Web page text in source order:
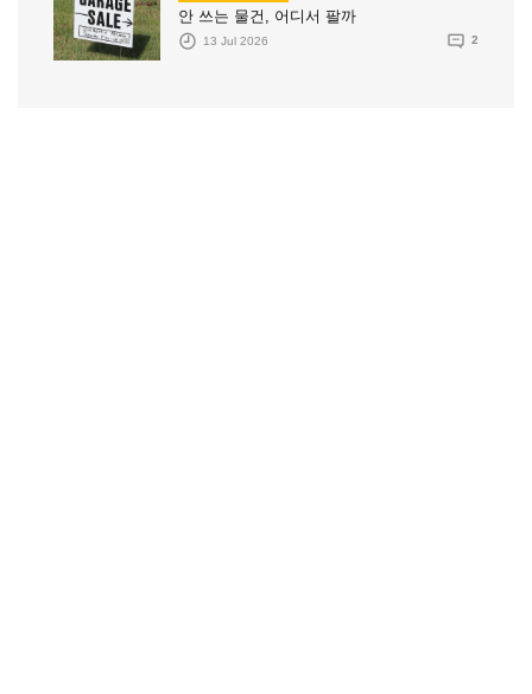
안 쓰는 물건, 어디서 팔까
13 Jul 2026 2